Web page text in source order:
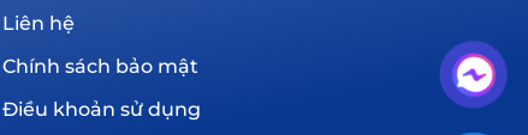
Liên hệ
Chính sách bảo mật
Điều khoản sử dụng